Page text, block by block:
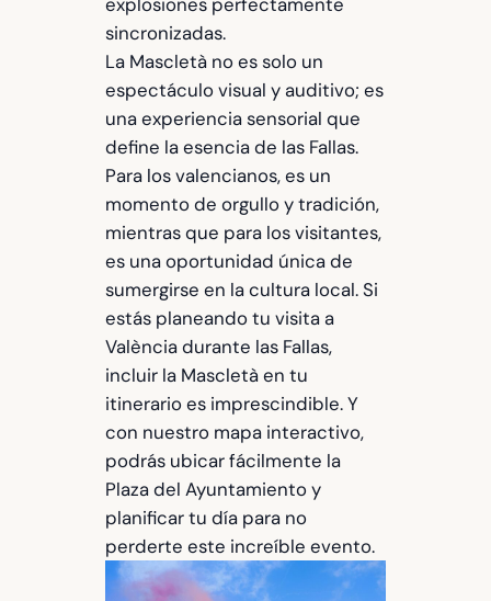
sincronizadas.
La Mascletà no es solo un
espectáculo visual y auditivo; es
una experiencia sensorial que
define la esencia de las Fallas.
Para los valencianos, es un
momento de orgullo y tradición,
mientras que para los visitantes,
es una oportunidad única de
sumergirse en la cultura local. Si
estás planeando tu visita a
València durante las Fallas,
incluir la Mascletà en tu
itinerario es imprescindible. Y
con nuestro mapa interactivo,
podrás ubicar fácilmente la
Plaza del Ayuntamiento y
planificar tu día para no
perderte este increíble evento.